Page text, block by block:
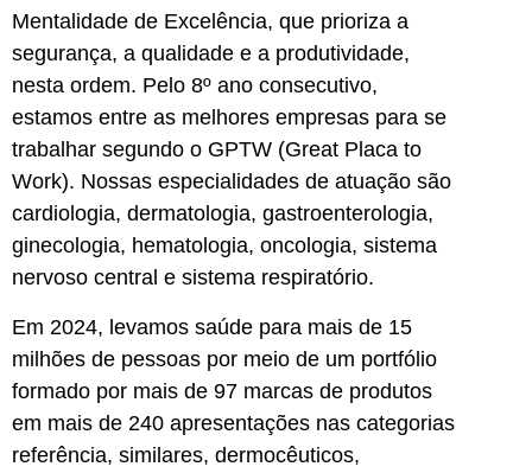
Mentalidade de Excelência, que prioriza a
segurança, a qualidade e a produtividade,
nesta ordem. Pelo 8º ano consecutivo,
estamos entre as melhores empresas para se
trabalhar segundo o GPTW (Great Placa to
Work). Nossas especialidades de atuação são
cardiologia, dermatologia, gastroenterologia,
ginecologia, hematologia, oncologia, sistema
nervoso central e sistema respiratório.
Em 2024, levamos saúde para mais de 15
milhões de pessoas por meio de um portfólio
formado por mais de 97 marcas de produtos
em mais de 240 apresentações nas categorias
referência, similares, dermocêuticos,